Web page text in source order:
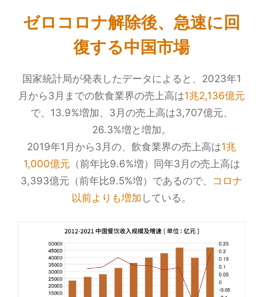
ゼロコロナ解除後、急速に回
復する中国市場
国家統計局が発表したデータによると、2023年1
月から3月までの飲食業界の売上高は1兆2,136億元
で、13.9%増加、3月の売上高は3,707億元、
26.3%増と増加。
2019年1月から3月の、飲食業界の売上高は1兆
1,000億元 （前年比9.6%増）同年3月の売上高は
3,393億元（前年比9.5%増）であるので、 コロナ
以前よりも増加 している。